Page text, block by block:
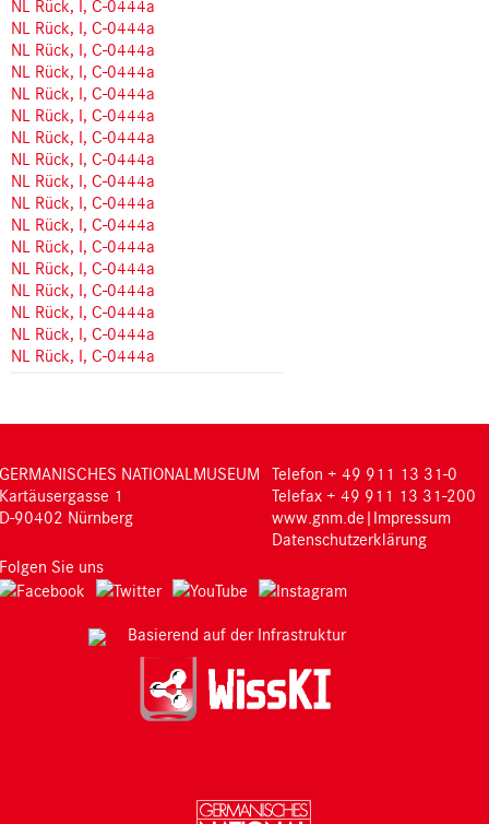
NL Rück, I, C-0444a
NL Rück, I, C-0444a
NL Rück, I, C-0444a
NL Rück, I, C-0444a
NL Rück, I, C-0444a
NL Rück, I, C-0444a
NL Rück, I, C-0444a
NL Rück, I, C-0444a
NL Rück, I, C-0444a
NL Rück, I, C-0444a
NL Rück, I, C-0444a
NL Rück, I, C-0444a
NL Rück, I, C-0444a
NL Rück, I, C-0444a
NL Rück, I, C-0444a
NL Rück, I, C-0444a
NL Rück, I, C-0444a
GERMANISCHES NATIONALMUSEUM
Kartäusergasse 1
D-90402 Nürnberg
Telefon + 49 911 13 31-0
Telefax + 49 911 13 31-200
www.gnm.de | Impressum
Datenschutzerklärung
Folgen Sie uns
Basierend auf der Infrastruktur